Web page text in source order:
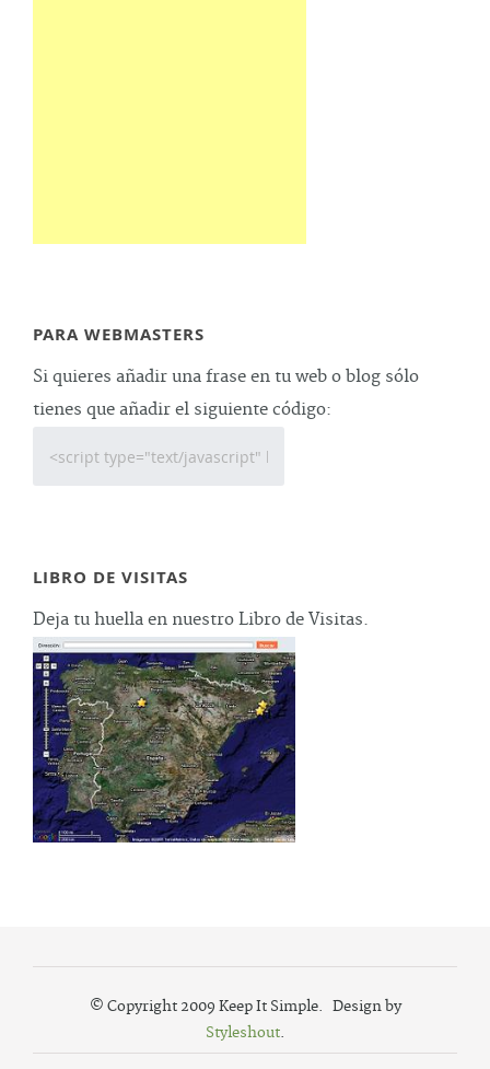
PARA WEBMASTERS
Si quieres añadir una frase en tu web o blog sólo
tienes que añadir el siguiente código:
LIBRO DE VISITAS
Deja tu huella en nuestro Libro de Visitas.
© Copyright 2009 Keep It Simple. Design by
Styleshout.